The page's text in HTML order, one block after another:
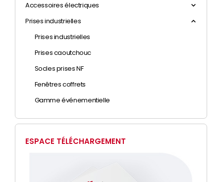
Accessoires électriques
Prises industrielles
Prises industrielles
Prises caoutchouc
Socles prises NF
Fenêtres coffrets
Gamme événementielle
ESPACE TÉLÉCHARGEMENT